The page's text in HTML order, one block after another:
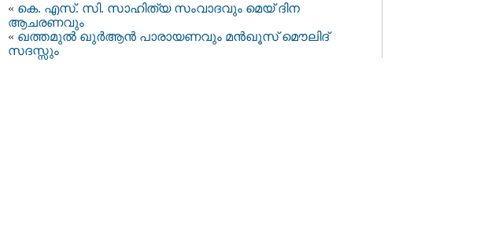
« കെ. എസ്. സി. സാഹിത്യ സംവാദവും മെയ് ദിന
ആചരണവും
« ഖത്തമുൽ ഖുർആൻ പാരായണവും മൻഖൂസ് മൌലിദ്
സദസ്സും